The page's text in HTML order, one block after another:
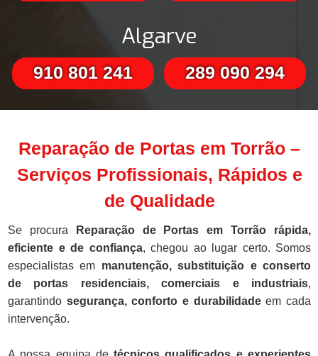
Algarve
910 801 241 289 090 294
Reparação de Portas em Torrão –
Serviços Profissionais, Rápidos e
de Qualidade
Se procura
Reparação de Portas em Torrão rápida,
eficiente e de confiança, chegou ao lugar certo. Somos
especialistas em manutenção, substituição e conserto
de portas residenciais, comerciais e industriais,
garantindo segurança, conforto e durabilidadeem cada
intervenção.